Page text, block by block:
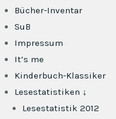
Bücher-Inventar
SuB
Impressum
It’s me
Kinderbuch-Klassiker
Lesestatistiken ↓
Lesestatistik 2012